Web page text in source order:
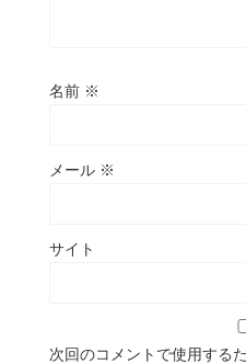
名前 ※
メール ※
サイト
次回のコメントで使用する